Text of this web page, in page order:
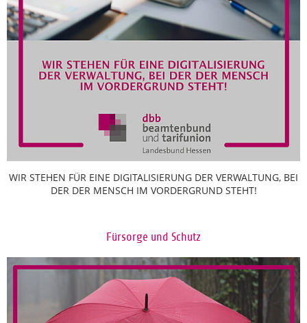
WIR STEHEN FÜR EINE DIGITALISIERUNG DER VERWALTUNG, BEI
DER DER MENSCH IM VORDERGRUND STEHT!
Fürsorge und Schutz